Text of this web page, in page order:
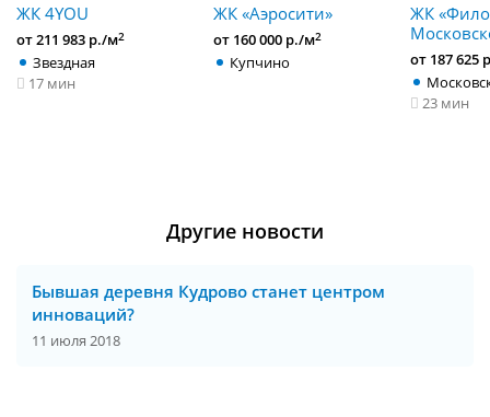
ЖК 4YOU
от 211 983 р./м2
Звездная
17 мин
ЖК «Аэросити»
от 160 000 р./м2
Купчино
ЖК
от 187 625
23 мин
Другие новости
Бывшая деревня Кудрово станет центром
инноваций?
11 июля 2018